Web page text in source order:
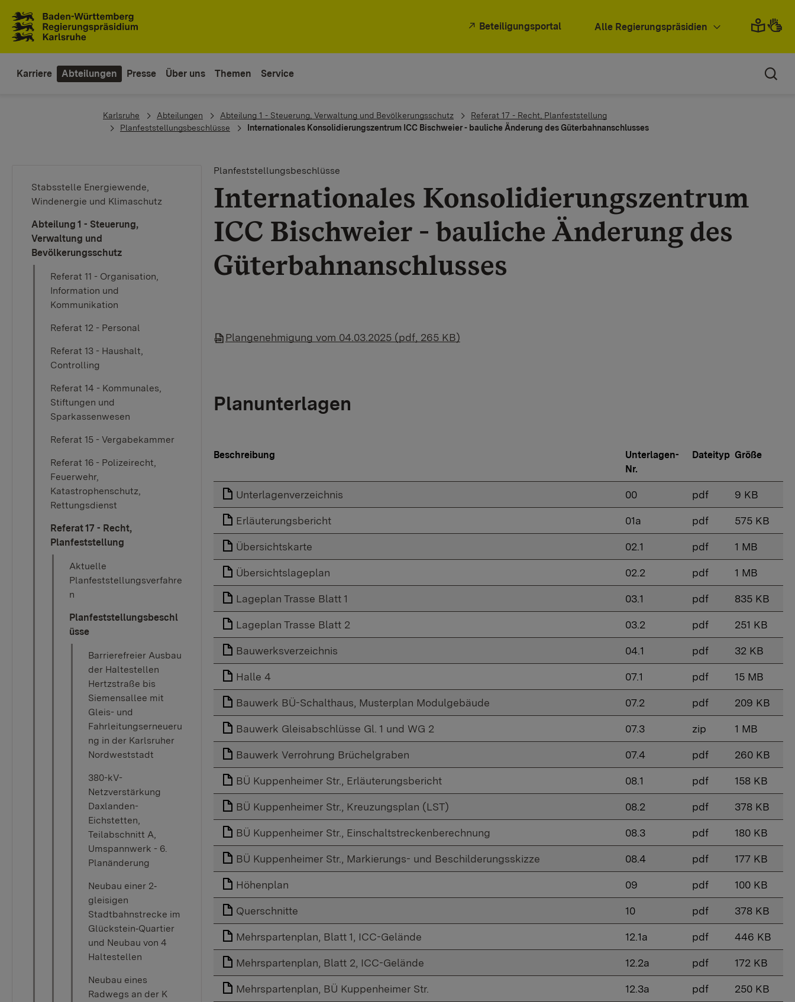
Beteiligungsportal Alle Regierungspräsidien
Karriere Abteilungen Presse Über uns Themen Service
You are here:
Karlsruhe Abteilungen Abteilung 1 - Steuerung, Verwaltung und Bevölkerungsschutz
Referat 17 - Recht, Planfeststellung
Planfeststellungsbeschlüsse
Internationales Konsolidierungszentrum ICC Bischweier - bauliche Änderung des Güterbahnanschlusses
Stabsstelle Energiewende,
Windenergie und Klimaschutz
Abteilung 1 - Steuerung,
Verwaltung und
Bevölkerungsschutz
Referat 11 - Organisation,
Information und
Kommunikation
Referat 12 - Personal
Referat 13 - Haushalt,
Controlling
Referat 14 - Kommunales,
Stiftungen und
Sparkassenwesen
Referat 15 - Vergabekammer
Referat 16 - Polizeirecht,
Feuerwehr,
Katastrophenschutz,
Rettungsdienst
Referat 17 - Recht,
Planfeststellung
Aktuelle
Planfeststellungsverfahre
n
Planfeststellungsbeschl
üsse
Barrierefreier Ausbau
der Haltestellen
Hertzstraße bis
Siemensallee mit
Gleis- und
Fahrleitungserneueru
ng in der Karlsruher
Nordweststadt
380-kV-
Netzverstärkung
Daxlanden-
Eichstetten,
Teilabschnitt A,
Umspannwerk - 6.
Planänderung
Neubau einer 2‐
gleisigen
Stadtbahnstrecke im
Glückstein‐Quartier
und Neubau von 4
Haltestellen
Neubau eines
Radwegs an der K
Planfeststellungsbeschlüsse
Internationales Konsolidierungszentrum
ICC Bischweier - bauliche Änderung des
Güterbahnanschlusses
Plangenehmigung vom 04.03.2025 (pdf, 265 KB)
Planunterlagen
Beschreibung
Unterlagen-
Nr.
Dateityp Größe
Unterlagenverzeichnis 00 pdf 9 KB
Erläuterungsbericht 01a pdf 575 KB
Übersichtskarte 02.1 pdf 1 MB
Übersichtslageplan 02.2 pdf 1 MB
Lageplan Trasse Blatt 1 03.1 pdf 835 KB
Lageplan Trasse Blatt 2 03.2 pdf 251 KB
Bauwerksverzeichnis 04.1 pdf 32 KB
Halle 4 07.1 pdf 15 MB
Bauwerk BÜ-Schalthaus, Musterplan Modulgebäude 07.2 pdf 209 KB
Bauwerk Gleisabschlüsse Gl. 1 und WG 2 07.3 zip 1 MB
Bauwerk Verrohrung Brüchelgraben 07.4 pdf 260 KB
BÜ Kuppenheimer Str., Erläuterungsbericht 08.1 pdf 158 KB
BÜ Kuppenheimer Str., Kreuzungsplan (LST) 08.2 pdf 378 KB
BÜ Kuppenheimer Str., Einschaltstreckenberechnung 08.3 pdf 180 KB
BÜ Kuppenheimer Str., Markierungs- und Beschilderungsskizze 08.4 pdf 177 KB
Höhenplan 09 pdf 100 KB
Querschnitte 10 pdf 378 KB
Mehrspartenplan, Blatt 1, ICC-Gelände 12.1a pdf 446 KB
Mehrspartenplan, Blatt 2, ICC-Gelände 12.2a pdf 172 KB
Mehrspartenplan, BÜ Kuppenheimer Str. 12.3a pdf 250 KB